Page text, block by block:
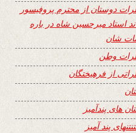
دوستان از محترم پروفیسور
استاد میرحسین شاه در باره
شان
وطن
از فرهیختگان
های پندآمیز
پند آمیز